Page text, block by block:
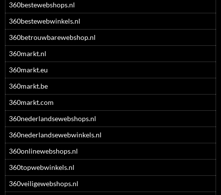
360bestewebshops.nl
360bestewebwinkels.nl
360betrouwbarewebshop.nl
360markt.nl
360markt.eu
360markt.be
360markt.com
360nederlandsewebshops.nl
360nederlandsewebwinkels.nl
360onlinewebshops.nl
360topwebwinkels.nl
360veiligewebshops.nl